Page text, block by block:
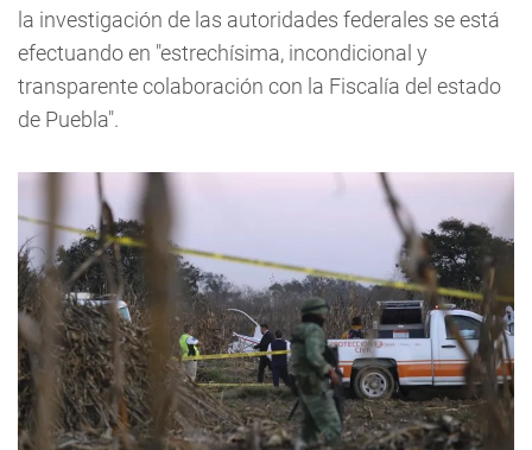
la investigación de las autoridades federales se está
efectuando en "estrechísima, incondicional y
transparente colaboración con la Fiscalía del estado
de Puebla".